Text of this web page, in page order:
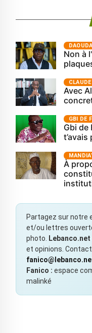
Non à
Avec
GBI DE
Gbi de
t’avais
À
Partagez sur notre
et/ou lettres
photo.
Lebanco.net
et opinions.
Fanico : espace
malinké